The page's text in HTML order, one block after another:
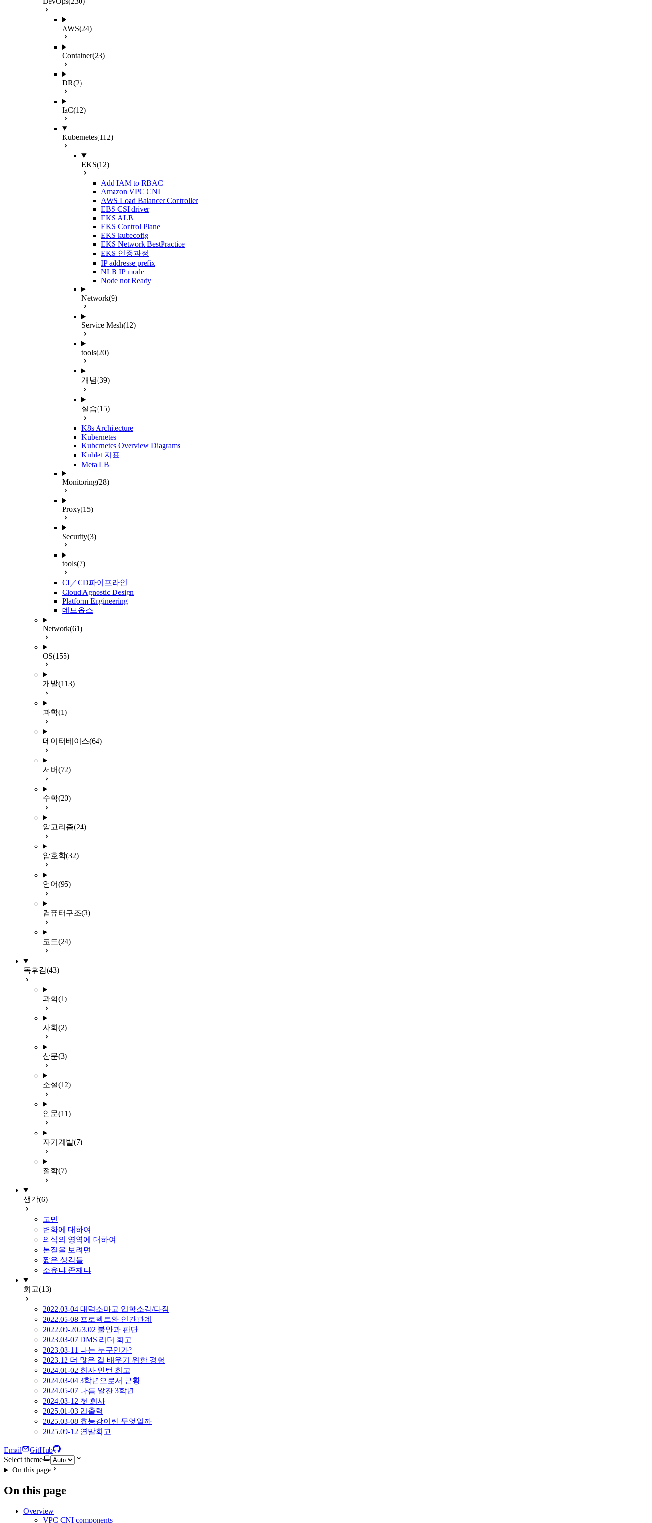
AWS(24)
Container(23)
DR(2)
IaC(12)
Kubernetes(112)
EKS(12)
Add IAM to RBAC
Amazon VPC CNI
AWS Load Balancer Controller
EBS CSI driver
EKS ALB
EKS Control Plane
EKS kubecofig
EKS Network BestPractice
EKS 인증과정
IP addresse prefix
NLB IP mode
Node not Ready
Network(9)
Service Mesh(12)
tools(20)
개념(39)
실습(15)
K8s Architecture
Kubernetes
Kubernetes Overview Diagrams
Kublet 지표
MetalLB
Monitoring(28)
Proxy(15)
Security(3)
tools(7)
CI／CD파이프라인
Cloud Agnostic Design
Platform Engineering
데브옵스
Network(61)
OS(155)
개발(113)
과학(1)
데이터베이스(64)
서버(72)
수학(20)
알고리즘(24)
암호학(32)
언어(95)
컴퓨터구조(3)
코드(24)
독후감(43)
과학(1)
사회 (2)
산문(3)
소설(12)
인문(11)
자기계발(7)
철학(7)
생각(6)
고민
변화에 대하여
의식의 영역에 대하여
본질을 보려면
짧은 생각들
소유냐 존재냐
회고(13)
2022.03-04 대덕소마고 입학소감/다짐
2022.05-08 프로젝트와 인간관계
2022.09-2023.02 불안과 판단
2023.03-07 DMS 리더 회고
2023.08-11 나는 누구인가?
2023.12 더 많은 걸 배우기 위한 경험
2024.01-02 회사 인턴 회고
2024.03-04 3학년으로서 근황
2024.05-07 나름 알찬 3학년
2024.08-12 첫 회사
2025.01-03 입출력
2025.03-08 효능감이란 무엇일까
2025.09-12 연말회고
Email
GitHub
Select theme
On this page
On this page
Overview
VPC CNI components